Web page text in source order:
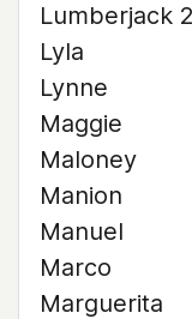
Lumberjack
Lyla
Lynne
Maggie
Maloney
Manion
Manuel
Marco
Marguerita